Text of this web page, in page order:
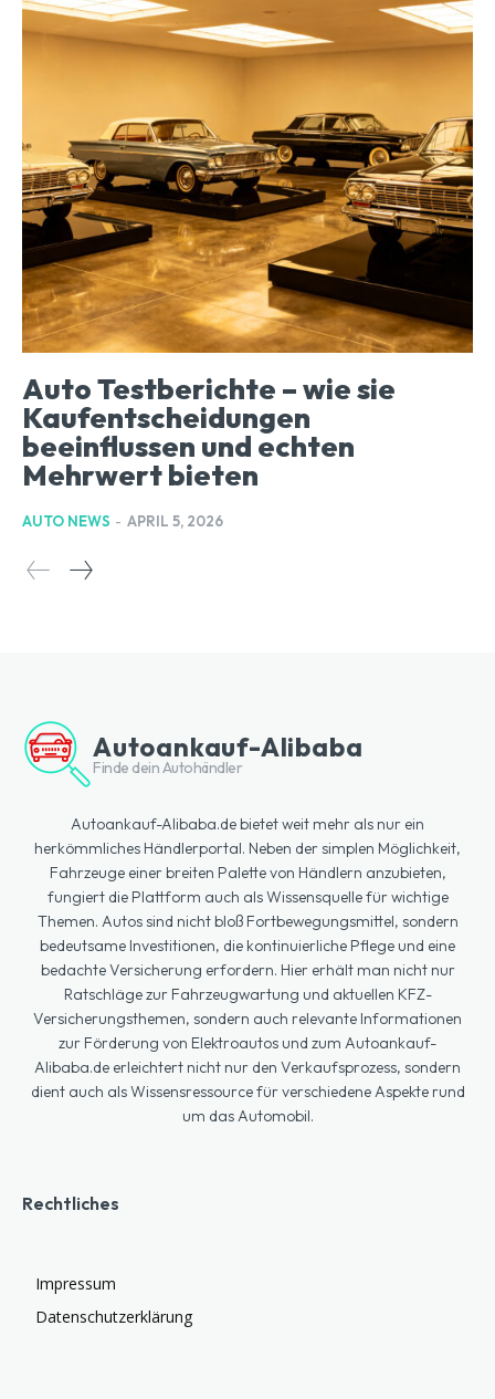
Auto Testberichte – wie sie
Kaufentscheidungen
beeinflussen und echten
Mehrwert bieten
AUTO NEWS - APRIL 5, 2026
Autoankauf-Alibaba
Finde dein Autohändler
Autoankauf-Alibaba.de bietet weit mehr als nur ein
herkömmliches Händlerportal. Neben der simplen Möglichkeit,
Fahrzeuge einer breiten Palette von Händlern anzubieten,
fungiert die Plattform auch als Wissensquelle für wichtige
Themen. Autos sind nicht bloß Fortbewegungsmittel, sondern
bedeutsame Investitionen, die kontinuierliche Pflege und eine
bedachte Versicherung erfordern. Hier erhält man nicht nur
Ratschläge zur Fahrzeugwartung und aktuellen KFZ-
Versicherungsthemen, sondern auch relevante Informationen
zur Förderung von Elektroautos und zum Autoankauf-
Alibaba.de erleichtert nicht nur den Verkaufsprozess, sondern
dient auch als Wissensressource für verschiedene Aspekte rund
um das Automobil.
Rechtliches
Impressum
Datenschutzerklärung